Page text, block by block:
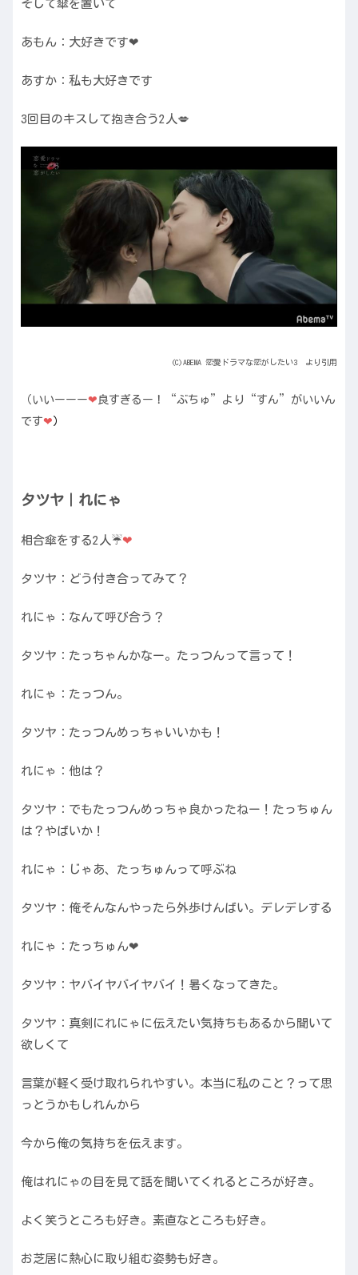
そして傘を置いて
あもん：大好きです❤︎
あすか：私も大好きです
3回目のキスして抱き合う2人💋
(C)ABEMA 恋愛ドラマな恋がしたい3 より引用
（いいーーー❤︎ 良すぎるー！“ぶちゅ”より“すん”がいいん
です❤︎ ）
タツヤ｜れにゃ
相合傘をする2人☔️❤︎
タツヤ：どう付き合ってみて？
れにゃ：なんて呼び合う？
タツヤ：たっちゃんかなー。たっつんって言って！
れにゃ：たっつん。
タツヤ：たっつんめっちゃいいかも！
れにゃ：他は？
タツヤ：でもたっつんめっちゃ良かったねー！たっちゅん
は？やばいか！
れにゃ：じゃあ、たっちゅんって呼ぶね
タツヤ：俺そんなんやったら外歩けんばい。デレデレする
れにゃ：たっちゅん❤︎
タツヤ：ヤバイヤバイヤバイ！暑くなってきた。
タツヤ：真剣にれにゃに伝えたい気持ちもあるから聞いて
欲しくて
言葉が軽く受け取れられやすい。本当に私のこと？って思
っとうかもしれんから
今から俺の気持ちを伝えます。
俺はれにゃの目を見て話を聞いてくれるところが好き。
よく笑うところも好き。素直なところも好き。
お芝居に熱心に取り組む姿勢も好き。